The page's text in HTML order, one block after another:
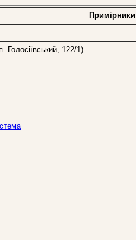
Примірники
Голосіївський, 122/1)